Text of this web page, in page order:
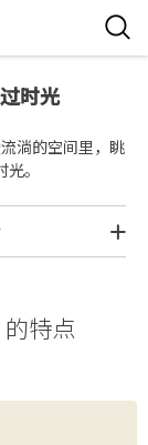
时光
淌的空间里，眺
。
的特点